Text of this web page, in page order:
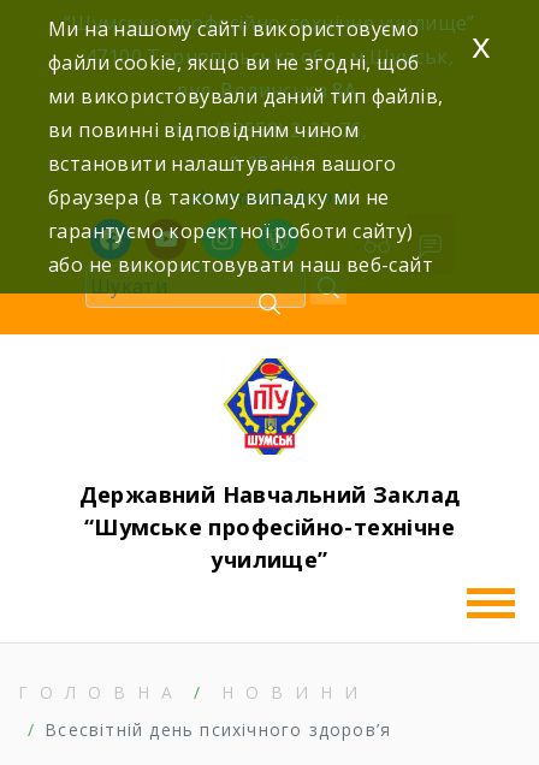
content
“Шумське професійно-технічне училище”
47100 Тернопільська обл., м.Шумськ,
вул. Волинська 8А,
тел: (03558) 2-22-76,
2-25-42,
shumdnz@ukr.net
facebookyoutubeinstagramwordpress
Державний Навчальний Заклад
“Шумське професійно-технічне
училище”
ГОЛОВНА
НОВИНИ
Всесвітній день психічного здоров’я
Ми на нашому сайті використовуємо
файли cookie, якщо ви не згодні, щоб
ми використовували даний тип файлів,
ви повинні відповідним чином
встановити налаштування вашого
браузера (в такому випадку ми не
гарантуємо коректної роботи сайту)
або не використовувати наш веб-сайт
x